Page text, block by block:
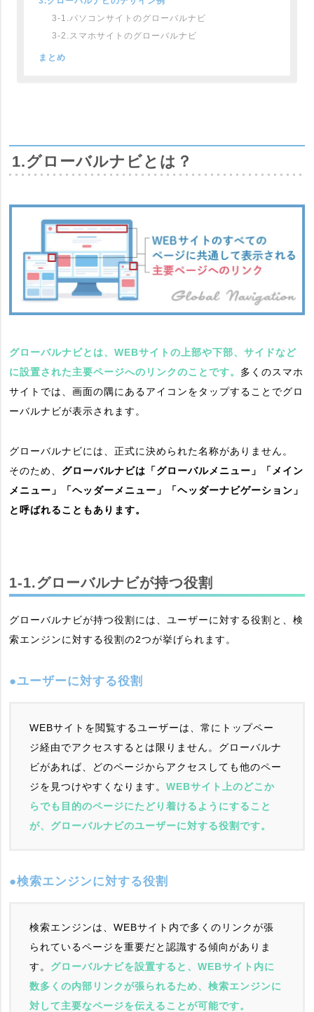
3-1.パソコンサイトのグローバルナビ
3-2.スマホサイトのグローバルナビ
まとめ
1.グローバルナビとは？
グローバルナビとは、WEBサイトの上部や下部、サイドなど
に設置された主要ページへのリンクのことです。 多くのスマホ
サイトでは、画面の隅にあるアイコンをタップすることでグロ
ーバルナビが表示されます。
グローバルナビには、正式に決められた名称がありません。
そのため、 グローバルナビは「グローバルメニュー」「メイン
メニュー」「ヘッダーメニュー」「ヘッダーナビゲーション」
と呼ばれることもあります。
1-1.グローバルナビが持つ役割
グローバルナビが持つ役割には、ユーザーに対する役割と、検
索エンジンに対する役割の2つが挙げられます。
●ユーザーに対する役割
WEBサイトを閲覧するユーザーは、常にトップペー
ジ経由でアクセスするとは限りません。グローバルナ
ビがあれば、どのページからアクセスしても他のペー
ジを見つけやすくなります。WEBサイト上のどこか
らでも目的のページにたどり着けるようにすること
が、グローバルナビのユーザーに対する役割です。
●検索エンジンに対する役割
検索エンジンは、WEBサイト内で多くのリンクが張
られているページを重要だと認識する傾向がありま
す。 グローバルナビを設置すると、WEBサイト内に
数多くの内部リンクが張られるため、検索エンジンに
対して主要なページを伝えることが可能です。